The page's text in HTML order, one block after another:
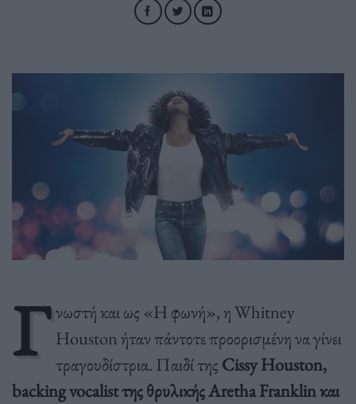
Γ νωστή και ως «Η φωνή», η Whitney
Houston ήταν πάντοτε προορισμένη να γίνει
τραγουδίστρια. Παιδί της Cissy Houston,
backing vocalist της θρυλικής Aretha Franklin και